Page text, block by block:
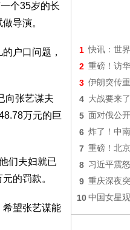
个35岁的长
导演。
户口问题，
向张艺谋夫
万元的巨
们夫妇就已
的罚款。
望张艺谋能
1 快讯：世
2 重磅！访
3 伊朗突传
4 大战要来
5 面对俄公
6 炸了！中
7 重磅！北
8 习近平震
9 重庆深夜
10 中国女星